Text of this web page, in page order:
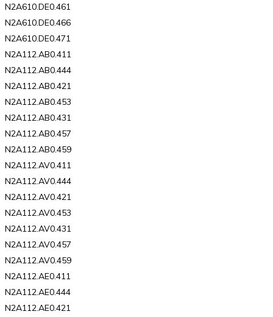
N2A610.DE0.461
N2A610.DE0.466
N2A610.DE0.471
N2A112.AB0.411
N2A112.AB0.444
N2A112.AB0.421
N2A112.AB0.453
N2A112.AB0.431
N2A112.AB0.457
N2A112.AB0.459
N2A112.AV0.411
N2A112.AV0.444
N2A112.AV0.421
N2A112.AV0.453
N2A112.AV0.431
N2A112.AV0.457
N2A112.AV0.459
N2A112.AE0.411
N2A112.AE0.444
N2A112.AE0.421